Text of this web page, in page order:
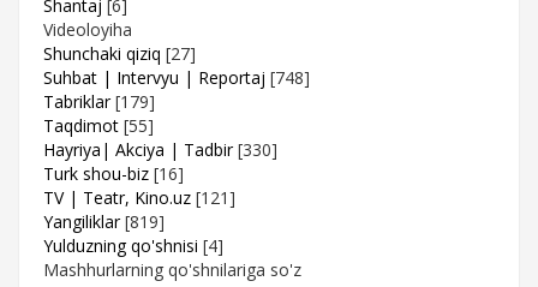
Shantaj [6]
Videoloyiha
Shunchaki qiziq [27]
Suhbat | Intervyu | Reportaj [748]
Tabriklar [179]
Taqdimot [55]
Hayriya| Akciya | Tadbir [330]
Turk shou-biz [16]
TV | Teatr, Kino.uz [121]
Yangiliklar [819]
Yulduzning qo'shnisi [4]
Mashhurlarning qo'shnilariga so'z